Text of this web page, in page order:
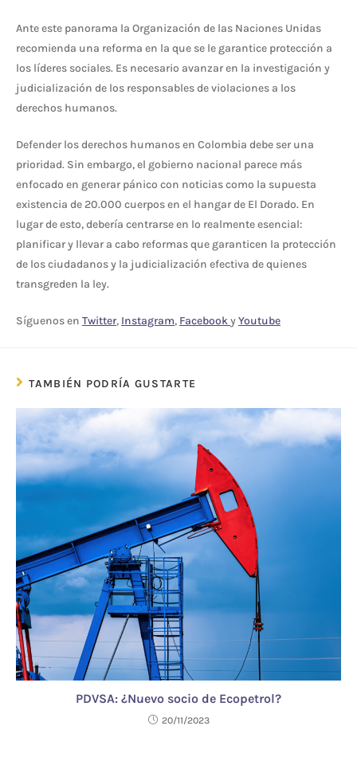
Ante este panorama la Organización de las Naciones Unidas
recomienda una reforma en la que se le garantice protección a
los líderes sociales. Es necesario avanzar en la investigación y
judicialización de los responsables de violaciones a los
derechos humanos.
Defender los derechos humanos en Colombia debe ser una
prioridad. Sin embargo, el gobierno nacional parece más
enfocado en generar pánico con noticias como la supuesta
existencia de 20.000 cuerpos en el hangar de El Dorado. En
lugar de esto, debería centrarse en lo realmente esencial:
planificar y llevar a cabo reformas que garanticen la protección
de los ciudadanos y la judicialización efectiva de quienes
transgreden la ley.
Síguenos en Twitter, Instagram, FacebookyYoutube
TAMBIÉN PODRÍA GUSTARTE
PDVSA: ¿Nuevo socio de Ecopetrol?
20/11/2023